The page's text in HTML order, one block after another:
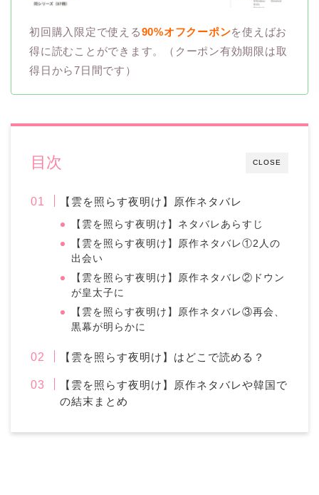
初回購入限定で使える90%オフクーポンを使えばお
得に読むことができます。（クーポン有効期限は取
得日から7日間です）
CLOSE
目次
【雲を照らす夜明け】原作ネタバレ
【雲を照らす夜明け】ネタバレあらすじ
【雲を照らす夜明け】原作ネタバレ①2人の
出会い
【雲を照らす夜明け】原作ネタバレ②ドウン
が皇太子に
【雲を照らす夜明け】原作ネタバレ③再会、
黒幕が明らかに
【雲を照らす夜明け】はどこで読める？
【雲を照らす夜明け】原作ネタバレや韓国で
の結末まとめ